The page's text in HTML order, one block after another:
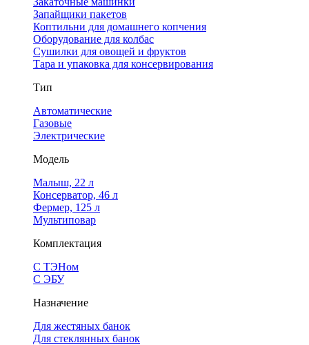
Запайщики пакетов
Коптильни для домашнего копчения
Оборудование для колбас
Сушилки для овощей и фруктов
Тара и упаковка для консервирования
Тип
Автоматические
Газовые
Электрические
Модель
Малыш, 22 л
Консерватор, 46 л
Фермер, 125 л
Мультиповар
Комплектация
С ТЭНом
С ЭБУ
Назначение
Для жестяных банок
Для стеклянных банок